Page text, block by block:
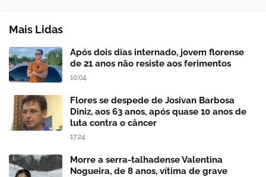
Mais Lidas
Após dois dias internado, jovem florense
de 21 anos não resiste aos ferimentos
10:04
Flores se despede de Josivan Barbosa
Diniz, aos 63 anos, após quase 10 anos de
luta contra o câncer
17:24
Morre a serra-talhadense Valentina
Nogueira, de 8 anos, vítima de grave